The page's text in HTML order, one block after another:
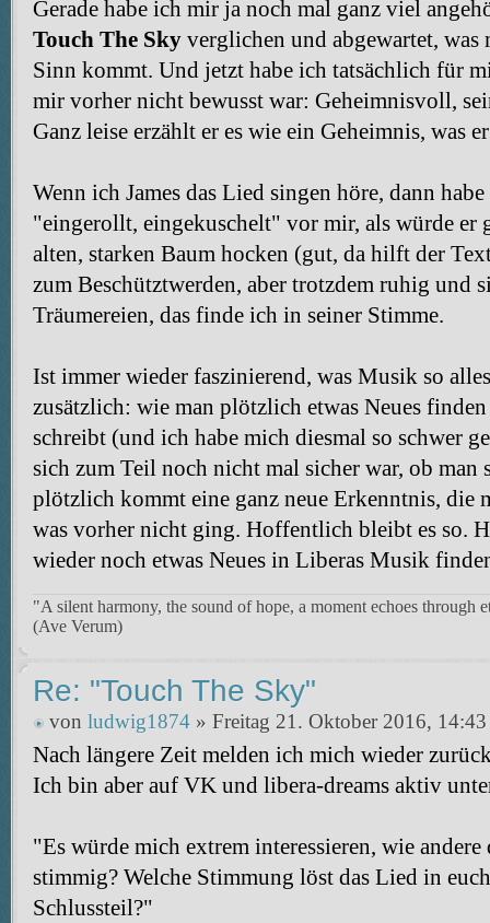
Gerade habe ich mir ja noch mal ganz viel
Touch The Sky verglichen und abgewartet, was
Sinn kommt. Und jetzt habe ich tatsächlich für
mir vorher nicht bewusst war: Geheimnisvoll,
Ganz leise erzählt er es wie ein Geheimnis, was
Wenn ich James das Lied singen höre, dann
"eingerollt, eingekuschelt" vor mir, als würde er
alten, starken Baum hocken (gut, da hilft der
zum Beschütztwerden, aber trotzdem ruhig und
Träumereien, das finde ich in seiner Stimme.
Ist immer wieder faszinierend, was Musik so
zusätzlich: wie man plötzlich etwas Neues
schreibt (und ich habe mich diesmal so schwer
sich zum Teil noch nicht mal sicher war, ob man
plötzlich kommt eine ganz neue Erkenntnis, die
was vorher nicht ging. Hoffentlich bleibt es so.
wieder noch etwas Neues in Liberas Musik
"A silent harmony, the sound of hope, a moment echoes through
(Ave Verum)
Re: "Touch The Sky"
von ludwig1874 » Freitag 21. Oktober 2016, 14:43
Nach längere Zeit melden ich mich wieder
Ich bin aber auf VK und libera-dreams aktiv
"Es würde mich extrem interessieren, wie andere
stimmig? Welche Stimmung löst das Lied in
Schlussteil?"